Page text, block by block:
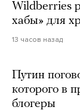
Wildberries
хабы» для
13 часов назад
Путин
которого в
блогеры